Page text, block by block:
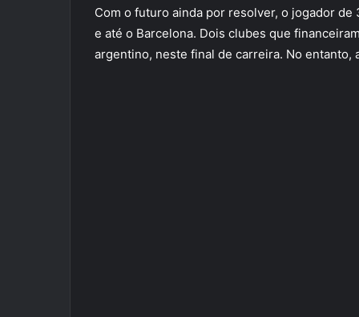
Com o futuro ainda por resolver, o jogador
e até o Barcelona. Dois clubes que
argentino, neste final de carreira. No entanto,